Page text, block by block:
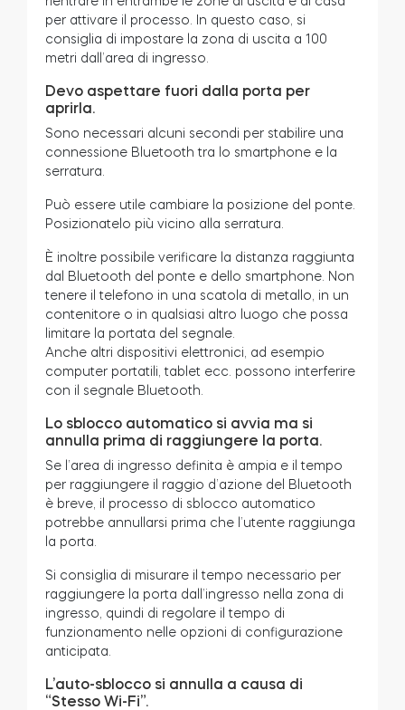
per attivare il processo. In questo caso, si
consiglia di impostare la zona di uscita a 100
metri dall’area di ingresso.
Devo aspettare fuori dalla porta per
aprirla.
Sono necessari alcuni secondi per stabilire una
connessione Bluetooth tra lo smartphone e la
serratura.
Può essere utile cambiare la posizione del ponte.
Posizionatelo più vicino alla serratura.
È inoltre possibile verificare la distanza raggiunta
dal Bluetooth del ponte e dello smartphone. Non
tenere il telefono in una scatola di metallo, in un
contenitore o in qualsiasi altro luogo che possa
limitare la portata del segnale.
Anche altri dispositivi elettronici, ad esempio
computer portatili, tablet ecc. possono interferire
con il segnale Bluetooth.
Lo sblocco automatico si avvia ma si
annulla prima di raggiungere la porta.
Se l’area di ingresso definita è ampia e il tempo
per raggiungere il raggio d’azione del Bluetooth
è breve, il processo di sblocco automatico
potrebbe annullarsi prima che l’utente raggiunga
la porta.
Si consiglia di misurare il tempo necessario per
raggiungere la porta dall’ingresso nella zona di
ingresso, quindi di regolare il tempo di
funzionamento nelle opzioni di configurazione
anticipata.
L’auto-sblocco si annulla a causa di
“Stesso Wi-Fi”.